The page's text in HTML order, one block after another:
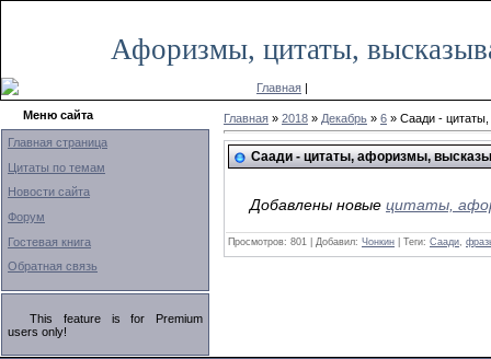
Афоризмы, цитаты,
Главная |
Меню сайта
Главная страница
Цитаты по темам
Новости сайта
Форум
Гостевая книга
Обратная связь
This feature is for Premium
users only!
Главная » 2018 » Декабрь » 6 » Саади -
Саади - цитаты, афоризмы,
Добавлены новые цитаты,
Просмотров: 801 | Добавил: Чонкин | Теги: Саади